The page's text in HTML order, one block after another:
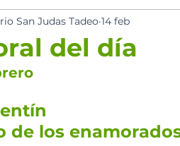
espíritu Sant Eventos
del día
San Judas Tadeo 14 feb
de los